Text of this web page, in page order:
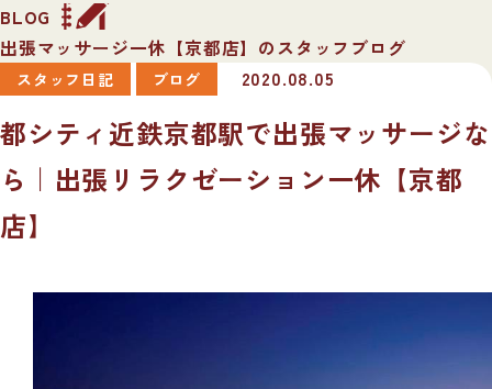
BLOG
出張マッサージ一休【京都店】のスタッフブログ
スタッフ日記 ブログ 2020.08.05
都シティ近鉄京都駅で出張マッサージな
ら｜出張リラクゼーション一休【京都
店】